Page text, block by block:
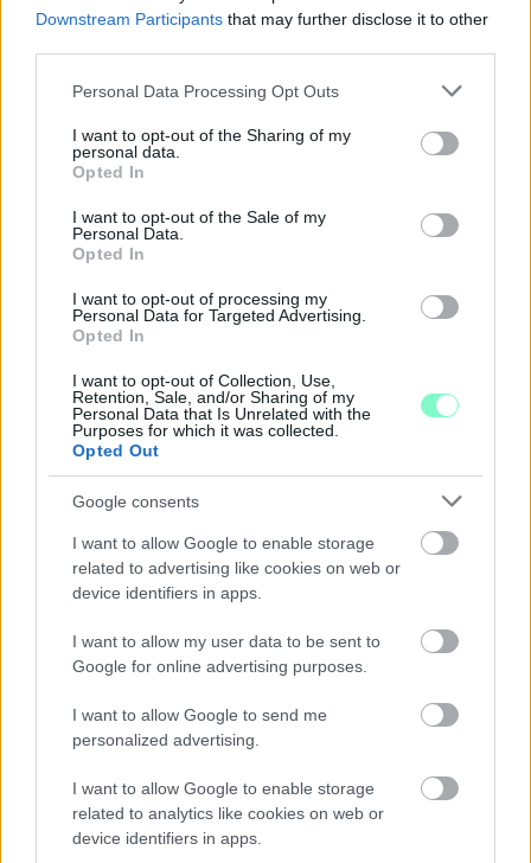
Downstream Participants that may further disclose it to other
Please note that this website/app uses one or more Google
not limited to your visit or usage behaviour. You may click to
grant or deny consent to Google and its third-party tags to
use your data for below specified purposes in below Google
consent section.
Personal Data Processing Opt Outs
I want to opt-out of the Sharing of my
personal data.
Opted In
I want to opt-out of the Sale of my
Personal Data.
Opted In
I want to opt-out of processing my
Personal Data for Targeted Advertising.
Opted In
I want to opt-out of Collection, Use,
Retention, Sale, and/or Sharing of my
Personal Data that Is Unrelated with the
Purposes for which it was collected.
Opted Out
Google consents
I want to allow Google to enable storage
related to advertising like cookies on web or
device identifiers in apps.
I want to allow my user data to be sent to
Google for online advertising purposes.
I want to allow Google to send me
personalized advertising.
I want to allow Google to enable storage
related to analytics like cookies on web or
device identifiers in apps.
A BAROKK ÖSSZES ÁRNYALATA ÉS MÉG EGY SOR
KIVÁLÓ PROGRAM VÁR MINDENKIT EZEN A HÉTVÉGÉN
GYŐRBEN
Középpontban a hagyományőrzés, de lesz Pogány Induló és
Majka koncert, jóga szeánsz, “borhajózás” és egy csomó minden
Szólj hozzá!
ENERGIATAKARÉKOSSÁG: KORÁBBAN KEZDŐDIK
A GYŐRI AUDI ETO KC PÉNTEKI FELKÉSZÜLÉSI
MÉRKŐZÉSE
Az energiaellátás tehermentesítése érdekében másfél órával